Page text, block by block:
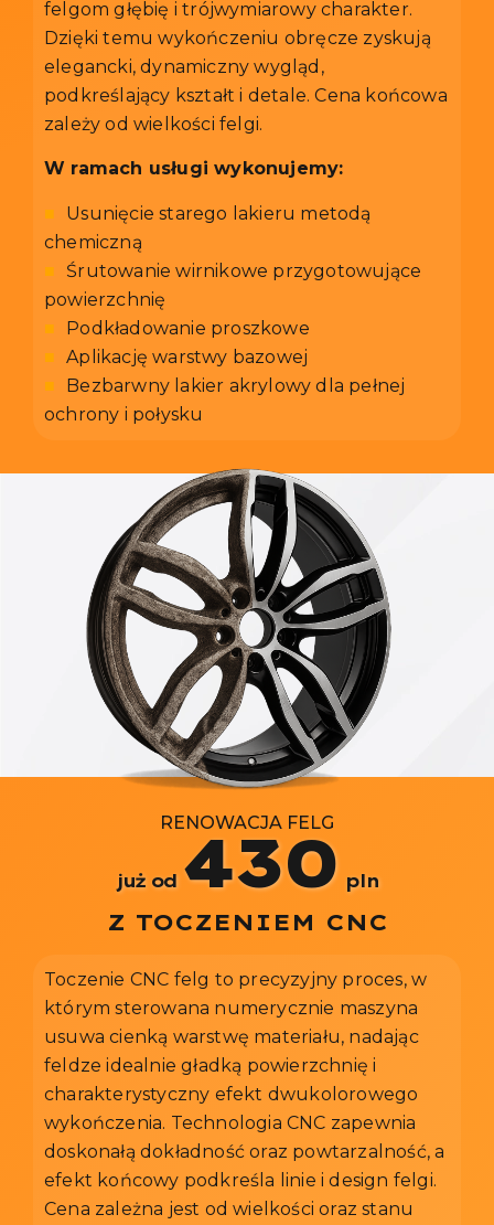
felgom głębię i trójwymiarowy charakter.
Dzięki temu wykończeniu obręcze zyskują
elegancki, dynamiczny wygląd,
podkreślający kształt i detale. Cena końcowa
zależy od wielkości felgi.
W ramach usługi wykonujemy:
■
Usunięcie starego lakieru metodą
chemiczną
■
Śrutowanie wirnikowe przygotowujące
powierzchnię
■
Podkładowanie proszkowe
■ Aplikację warstwy bazowej
■
Bezbarwny lakier akrylowy dla pełnej
ochrony i połysku
RENOWACJA FELG
już od 430 pln
Z TOCZENIEM CNC
Toczenie CNC felg to precyzyjny proces, w
którym sterowana numerycznie maszyna
usuwa cienką warstwę materiału, nadając
feldze idealnie gładką powierzchnię i
charakterystyczny efekt dwukolorowego
wykończenia. Technologia CNC zapewnia
doskonałą dokładność oraz powtarzalność, a
efekt końcowy podkreśla linie i design felgi.
Cena zależna jest od wielkości oraz stanu